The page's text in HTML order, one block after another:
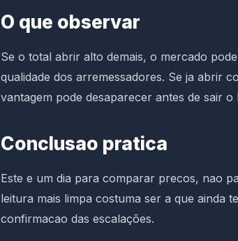
O que observar
Se o total abrir alto demais, o mercado
qualidade dos arremessadores. Se ja abrir
vantagem pode desaparecer antes de sair o
Conclusao pratica
Este e um dia para comparar precos, nao
leitura mais limpa costuma ser a que ainda
confirmacao das escalações.